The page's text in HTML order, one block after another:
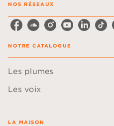
NOS RÉSEAUX
NOTRE CATALOGUE
Les plumes
Les voix
LA MAISON